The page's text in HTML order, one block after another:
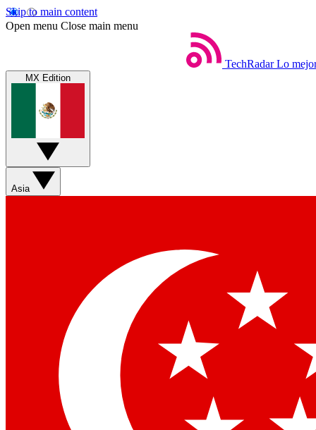
Skip to main content
Open menu Close main menu
TechRadar Lo
MX Edition
Asia